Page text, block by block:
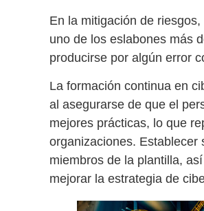
En la mitigación de riesgos,
uno de los eslabones más
producirse por algún error
La formación continua en
al asegurarse de que el
mejores prácticas, lo que
organizaciones. Establecer
miembros de la plantilla,
mejorar la estrategia de